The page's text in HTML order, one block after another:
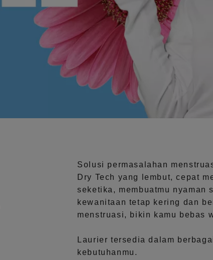
Solusi permasalahan
Dry Tech yang lembut, cepat
seketika, membuatmu nyaman
kewanitaan tetap kering dan
menstruasi, bikin kamu bebas
Laurier tersedia dalam
kebutuhanmu.